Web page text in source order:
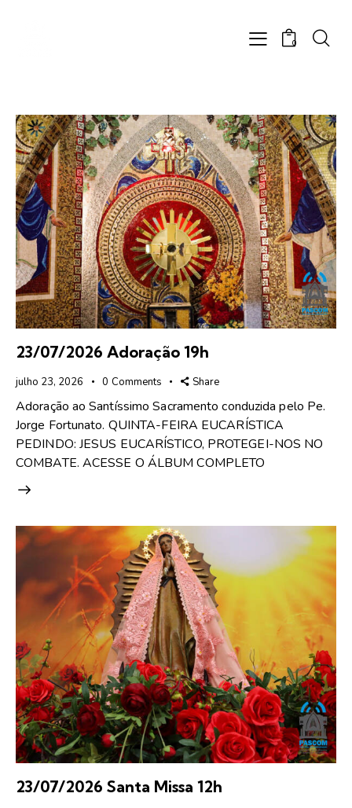
0
23/07/2026 Adoração 19h
julho 23, 2026 0 Comments Share
Adoração ao Santíssimo Sacramento conduzida pelo Pe.
Jorge Fortunato. QUINTA-FEIRA EUCARÍSTICA
PEDINDO: JESUS EUCARÍSTICO, PROTEGEI-NOS NO
COMBATE. ACESSE O ÁLBUM COMPLETO
23/07/2026 Santa Missa 12h